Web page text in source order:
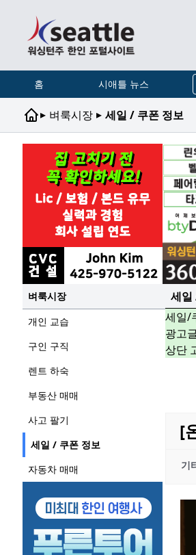
홈 시애틀 뉴스
▸ 벼룩시장 ▸ 세일 / 쿠폰 정보
벼룩시장
개인 교습
구인 구직
렌트 하숙
부동산 매매
사고 팔기
세일 / 쿠폰 정보
자동차 매매
세일
세일/
광고
상단
[
기